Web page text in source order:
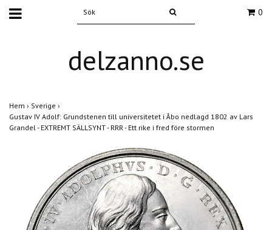
0
delzanno.se
Hem › Sverige ›
Gustav IV Adolf: Grundstenen till universitetet i Åbo nedlagd 1802 av Lars
Grandel - EXTREMT SÄLLSYNT - RRR - Ett rike i fred före stormen